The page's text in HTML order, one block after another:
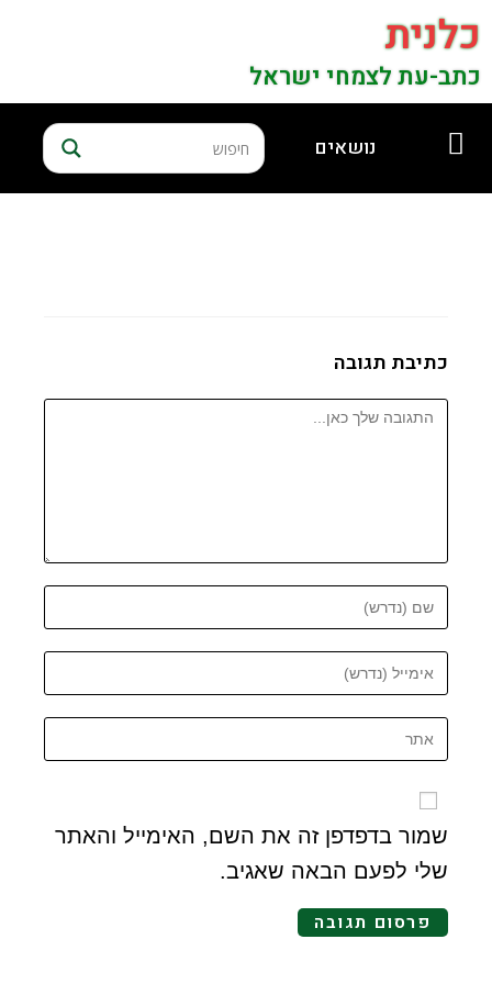
כלנית
כתב-עת לצמחי ישראל
נושאים
כתיבת תגובה
שמור בדפדפן זה את השם, האימייל והאתר
שלי לפעם הבאה שאגיב.